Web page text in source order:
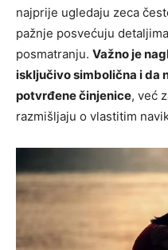
najprije ugledaju zeca
pažnje posvećuju
posmatranju. Važno je
isključivo simbolična i da
potvrđene činjenice, već
razmišljaju o vlastitim